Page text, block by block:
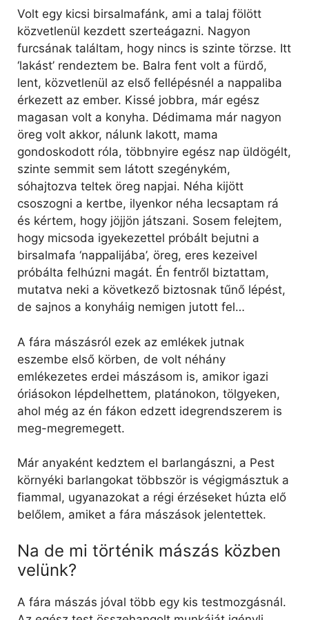
Volt egy kicsi birsalmafánk, ami a talaj fölött
közvetlenül kezdett szerteágazni. Nagyon
furcsának találtam, hogy nincs is szinte törzse. Itt
‘lakást’ rendeztem be. Balra fent volt a fürdő,
lent, közvetlenül az első fellépésnél a nappaliba
érkezett az ember. Kissé jobbra, már egész
magasan volt a konyha. Dédimama már nagyon
öreg volt akkor, nálunk lakott, mama
gondoskodott róla, többnyire egész nap üldögélt,
szinte semmit sem látott szegénykém,
sóhajtozva teltek öreg napjai. Néha kijött
csoszogni a kertbe, ilyenkor néha lecsaptam rá
és kértem, hogy jöjjön játszani. Sosem felejtem,
hogy micsoda igyekezettel próbált bejutni a
birsalmafa ‘nappalijába’, öreg, eres kezeivel
próbálta felhúzni magát. Én fentről biztattam,
mutatva neki a következő biztosnak tűnő lépést,
de sajnos a konyháig nemigen jutott fel…
A fára mászásról ezek az emlékek jutnak
eszembe első körben, de volt néhány
emlékezetes erdei mászásom is, amikor igazi
óriásokon lépdelhettem, platánokon, tölgyeken,
ahol még az én fákon edzett idegrendszerem is
meg-megremegett.
Már anyaként kedztem el barlangászni, a Pest
környéki barlangokat többször is végigmásztuk a
fiammal, ugyanazokat a régi érzéseket húzta elő
belőlem, amiket a fára mászások jelentettek.
Na de mi történik mászás közben
velünk?
A fára mászás jóval több egy kis testmozgásnál.